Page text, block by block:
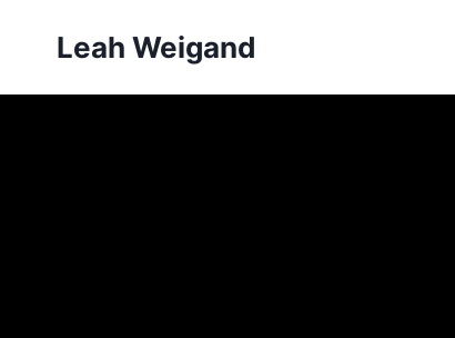
Leah Weigand